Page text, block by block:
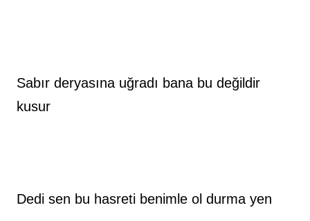
Sabır deryasına uğradı bana bu değildir
kusur
Dedi sen bu hasreti benimle ol durma yen